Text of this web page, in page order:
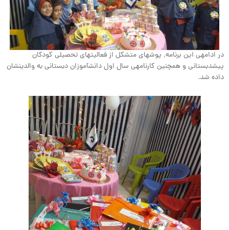
در ادامه‎ی این برنامه٬ پوشه‎ای متشکل از فعالیت‎های تحصیلی کودکان
پیش‎دبستانی و همچنین کارنامه‎ی سال اول دانش‎آموزان دبستانی به والدینشان
داده شد.